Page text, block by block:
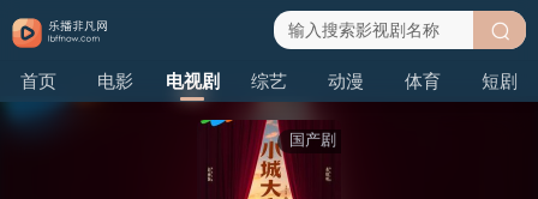
首页 电影 电视剧 综艺 动漫 体育 短剧
搜
国产剧